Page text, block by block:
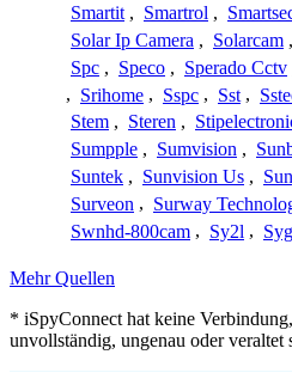
Smartit , Smartrol ,
Solar Ip Camera , Solarcam ,
Spc , Speco , Sperado Cctv
, Srihome , Sspc , Sst ,
Stem , Steren ,
Sumpple , Sumvision ,
Suntek , Sunvision Us ,
Surveon , Surway
Swnhd-800cam , Sy2l ,
Mehr Quellen
* iSpyConnect hat keine
unvollständig, ungenau oder